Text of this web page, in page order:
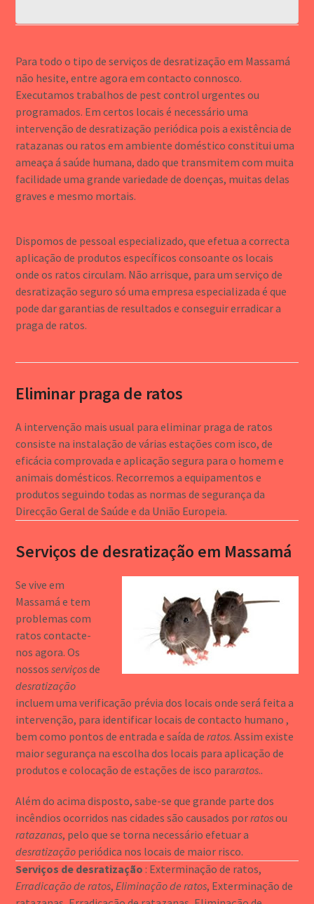
Para todo o tipo de serviços de desratização em Massamá
não hesite, entre agora em contacto connosco.
Executamos trabalhos de pest control urgentes ou
programados. Em certos locais é necessário uma
intervenção de desratização periódica pois a existência de
ratazanas ou ratos em ambiente doméstico constitui uma
ameaça á saúde humana, dado que transmitem com muita
facilidade uma grande variedade de doenças, muitas delas
graves e mesmo mortais.
Dispomos de pessoal especializado, que efetua a correcta
aplicação de produtos específicos consoante os locais
onde os ratos circulam. Não arrisque, para um serviço de
desratização seguro só uma empresa especializada é que
pode dar garantias de resultados e conseguir erradicar a
praga de ratos.
Eliminar praga de ratos
A intervenção mais usual para eliminar praga de ratos
consiste na instalação de várias estações com isco, de
eficácia comprovada e aplicação segura para o homem e
animais domésticos. Recorremos a equipamentos e
produtos seguindo todas as normas de segurança da
Direcção Geral de Saúde e da União Europeia.
Serviços de desratização em Massamá
Se vive em
Massamá e tem
problemas com
ratos contacte-
nos agora. Os
nossosserviçosde
desratização
incluem uma verificação prévia dos locais onde será feita a
intervenção, para identificar locais de contacto humano ,
bem como pontos de entrada e saída deratos. Assim existe
maior segurança na escolha dos locais para aplicação de
produtos e colocação de estações de isco pararatos..
Além do acima disposto, sabe-se que grande parte dos
incêndios ocorridos nas cidades são causados porratosou
ratazanas, pelo que se torna necessário efetuar a
desratização periódica nos locais de maior risco.
Serviços de desratização : Exterminação de ratos,
Erradicação de ratos,Eliminação de ratos, Exterminação de